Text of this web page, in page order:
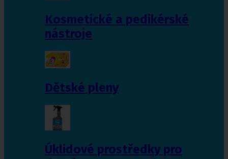
Kosmetické a pedikérské
nástroje
Dětské pleny
Úklidové prostředky pro